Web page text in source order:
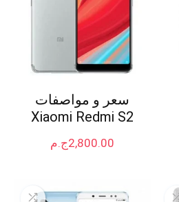
سعر و مواصفات
Xiaomi Redmi S2
ج.م2,800.00